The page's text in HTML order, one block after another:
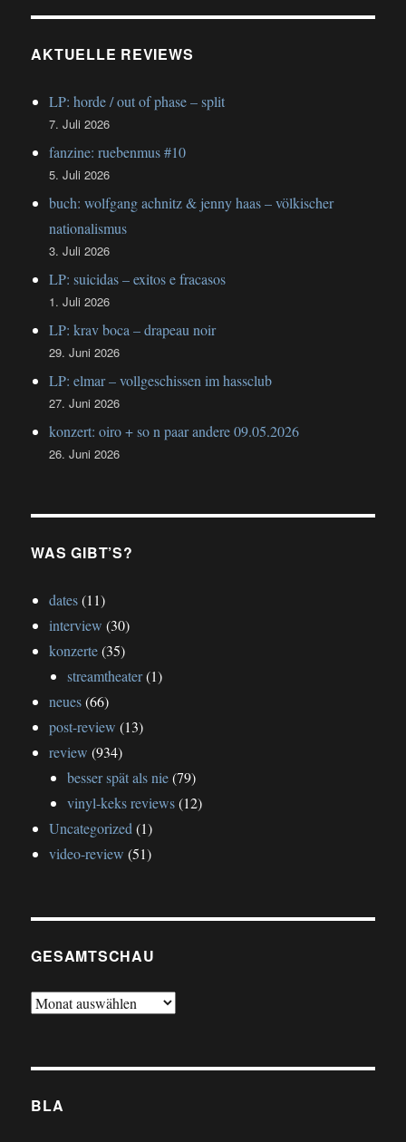
AKTUELLE REVIEWS
LP: horde / out of phase – split
7. Juli 2026
fanzine: ruebenmus #10
5. Juli 2026
buch: wolfgang achnitz & jenny haas – völkischer
nationalismus
3. Juli 2026
LP: suicidas – exitos e fracasos
1. Juli 2026
LP: krav boca – drapeau noir
29. Juni 2026
LP: elmar – vollgeschissen im hassclub
27. Juni 2026
konzert: oiro + so n paar andere 09.05.2026
26. Juni 2026
WAS GIBT’S?
dates(11)
interview (30)
konzerte(35)
streamtheater(1)
neues(66)
post-review (13)
review (934)
besser spät als nie(79)
vinyl-keks reviews(12)
Uncategorized(1)
video-review (51)
GESAMTSCHAU
gesamtschau
BLA